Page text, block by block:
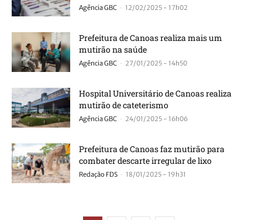
Agência GBC - 12/02/2025 - 17h02
Prefeitura de Canoas realiza mais um
mutirão na saúde
Agência GBC - 27/01/2025 - 14h50
Hospital Universitário de Canoas realiza
mutirão de cateterismo
Agência GBC - 24/01/2025 - 16h06
Prefeitura de Canoas faz mutirão para
combater descarte irregular de lixo
Redação FDS - 18/01/2025 - 19h31